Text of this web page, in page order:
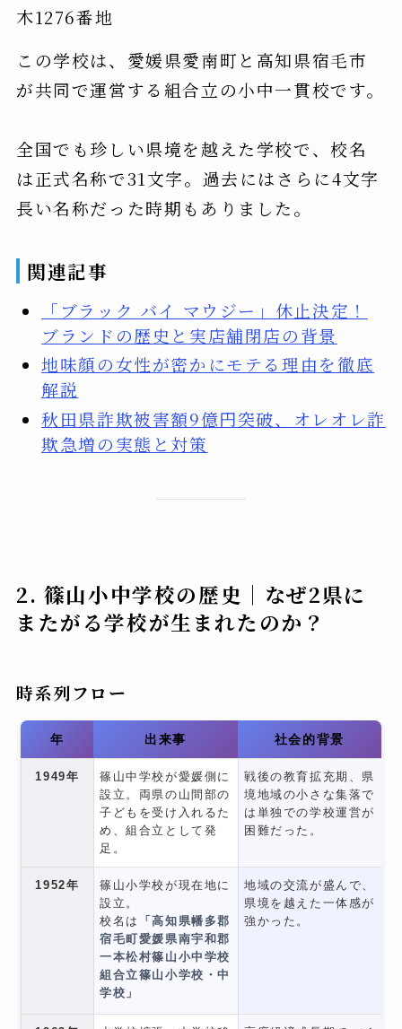
木1276番地
この学校は、愛媛県愛南町と高知県宿毛市
が共同で運営する組合立の小中一貫校です。
全国でも珍しい県境を越えた学校で、校名
は正式名称で31文字。過去にはさらに4文字
長い名称だった時期もありました。
関連記事
「ブラック バイ マウジー」休止決定！
ブランドの歴史と実店舗閉店の背景
地味顔の女性が密かにモテる理由を徹底
解説
秋田県詐欺被害額9億円突破、オレオレ詐
欺急増の実態と対策
2. 篠山小中学校の歴史｜なぜ2県に
またがる学校が生まれたのか？
時系列フロー
年 出来事 社会的背景
1949年
篠山中学校が愛媛側に
設立。両県の山間部の
子どもを受け入れるた
め、組合立として発
足。
戦後の教育拡充期、県
境地域の小さな集落で
は単独での学校運営が
困難だった。
1952年
篠山小学校が現在地に
設立。
校名は
「高知県幡多郡
宿毛町愛媛県南宇和郡
一本松村篠山小中学校
組合立篠山小学校・中
学校」
地域の交流が盛んで、
県境を越えた一体感が
強かった。